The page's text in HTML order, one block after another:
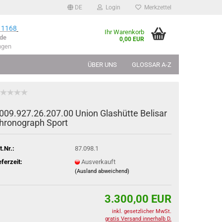
DE Login Merkzettel
Ihr Warenkorb
0,00 EUR
ÜBER UNS GLOSSAR A-Z
Union Glas­hüt­te Be­li­sar
Sport
87.098.1
Ausverkauft
(Ausland abweichend)
3.300,00 EUR
inkl. gesetzlicher MwSt.
gratis Versand innerhalb D.